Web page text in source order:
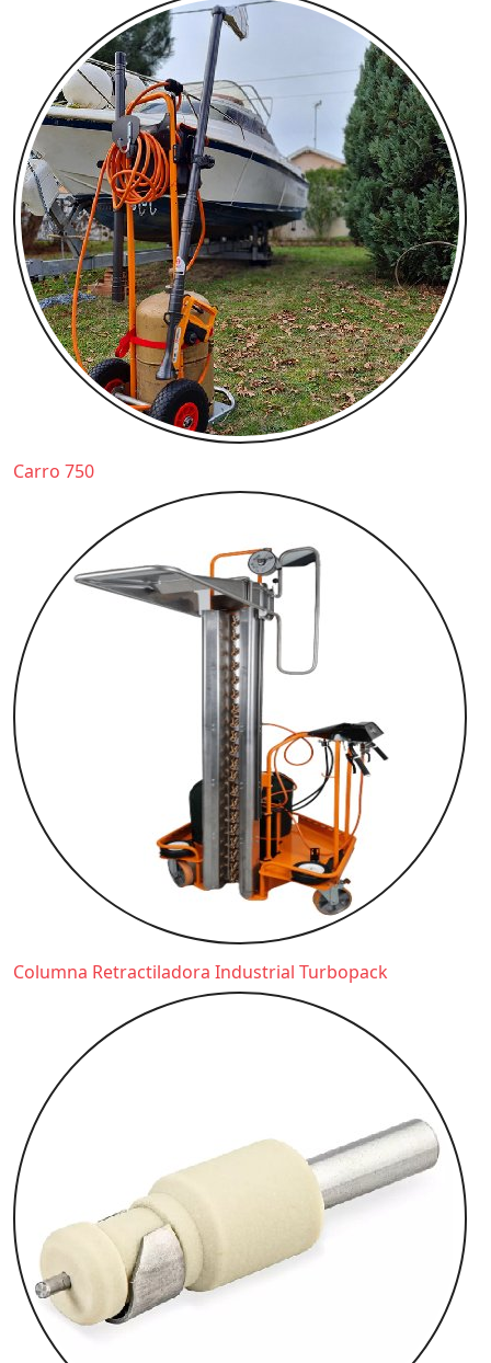
Carro 750
Columna Retractiladora Industrial Turbopack